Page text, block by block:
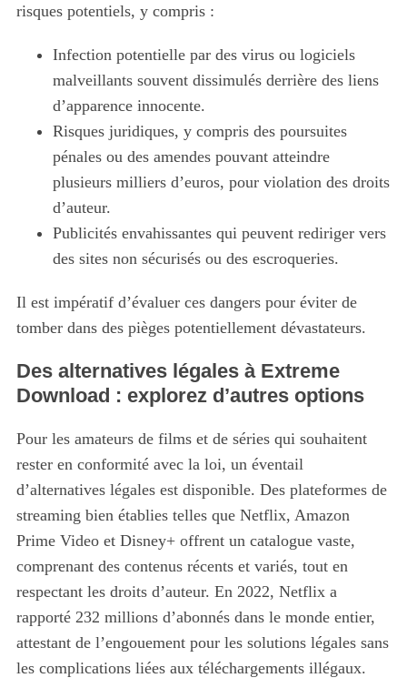
risques potentiels, y compris :
Infection potentielle par des virus ou logiciels
malveillants souvent dissimulés derrière des liens
d’apparence innocente.
Risques juridiques, y compris des poursuites
pénales ou des amendes pouvant atteindre
plusieurs milliers d’euros, pour violation des droits
d’auteur.
Publicités envahissantes qui peuvent rediriger vers
des sites non sécurisés ou des escroqueries.
Il est impératif d’évaluer ces dangers pour éviter de
tomber dans des pièges potentiellement dévastateurs.
Des alternatives légales à Extreme
Download : explorez d’autres options
Pour les amateurs de films et de séries qui souhaitent
rester en conformité avec la loi, un éventail
d’alternatives légales est disponible. Des plateformes de
streaming bien établies telles que Netflix, Amazon
Prime Video et Disney+ offrent un catalogue vaste,
comprenant des contenus récents et variés, tout en
respectant les droits d’auteur. En 2022, Netflix a
rapporté 232 millions d’abonnés dans le monde entier,
attestant de l’engouement pour les solutions légales sans
les complications liées aux téléchargements illégaux.
S
r
c
h
r
: